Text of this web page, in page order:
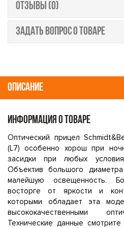
ОТЗЫВЫ (0)
ЗАДАТЬ ВОПРОС О ТОВАРЕ
ОПИСАНИЕ
ИНФОРМАЦИЯ О ТОВАРЕ
Оптический прицел
(L7) особенно хорош при
засидки при любых
Объектив большого
малейшую освещенность.
восторге от яркости и
которыми обладает эта
высококачественными
Технические данные